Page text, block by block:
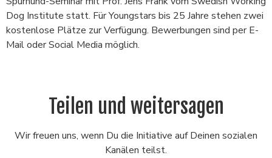
Dog Institute statt. Für Youngstars bis 25 Jahre stehen zwei
kostenlose Plätze zur Verfügung. Bewerbungen sind per E-
Mail oder Social Media möglich.
Teilen und weitersagen
Wir freuen uns, wenn Du die Initiative auf Deinen sozialen
Kanälen teilst.